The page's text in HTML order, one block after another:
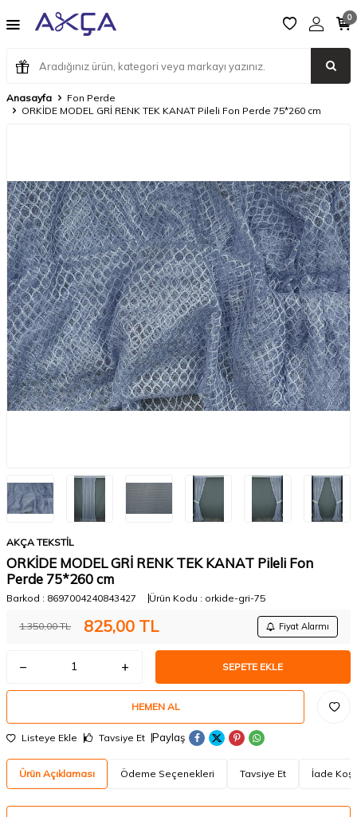
0
Anasayfa
Fon Perde
ORKİDE MODEL GRİ RENK TEK KANAT Pileli Fon Perde 75*260 cm
AKÇA TEKSTİL
ORKİDE MODEL GRİ RENK TEK KANAT Pileli Fon
Perde 75*260 cm
Barkod : 8697004240843427 Ürün Kodu : orkide-gri-75
1.350,00TL 825,00 TL Fiyat Alarmı
SEPETE EKLE
HEMEN AL
Listeye Ekle Tavsiye Et Paylaş
Ürün Açıklaması Ödeme Seçenekleri Tavsiye Et İade